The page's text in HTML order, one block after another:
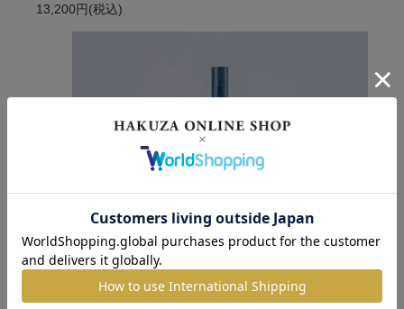
13,200円 (税込)